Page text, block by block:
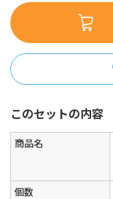
このセットの内容
商品名
個数